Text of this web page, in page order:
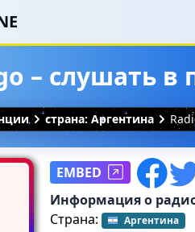
– слушать
страна: Аргентина
EMBED
Информация о
Страна:
Аргентина